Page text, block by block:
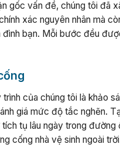
gốc vấn đề, chúng tôi đã
xác nguyên nhân mà
bạn. Mỗi bước đều
của chúng tôi là khảo
giá mức độ tắc nghẽn.
tụ lâu ngày trong
cống nhà vệ sinh ngoài